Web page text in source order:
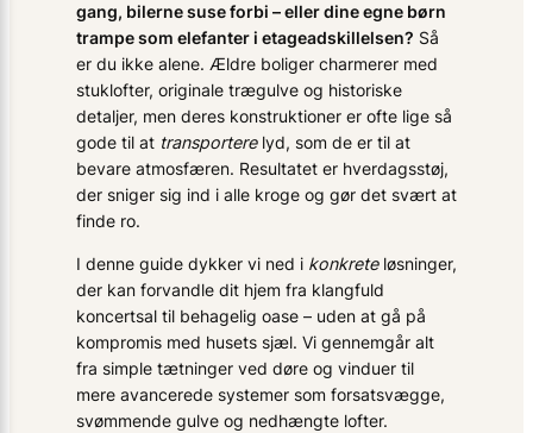
gang, bilerne suse forbi – eller dine egne børn
trampe som elefanter i etageadskillelsen? Så
er du ikke alene. Ældre boliger charmerer med
stuklofter, originale trægulve og historiske
detaljer, men deres konstruktioner er ofte lige så
gode til at transporterelyd, som de er til at
bevare atmosfæren. Resultatet er hverdagsstøj,
der sniger sig ind i alle kroge og gør det svært at
finde ro.
I denne guide dykker vi ned i konkreteløsninger,
der kan forvandle dit hjem fra klangfuld
koncertsal til behagelig oase – uden at gå på
kompromis med husets sjæl. Vi gennemgår alt
fra simple tætninger ved døre og vinduer til
mere avancerede systemer som forsatsvægge,
svømmende gulve og nedhængte lofter.